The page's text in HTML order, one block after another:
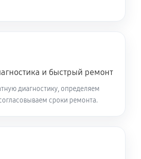
и быстрый ремонт
диагностику, определяем
сроки ремонта.